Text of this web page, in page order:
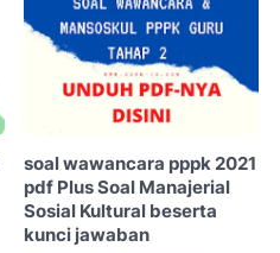
soal wawancara pppk 2021
pdf Plus Soal Manajerial
Sosial Kultural beserta
kunci jawaban